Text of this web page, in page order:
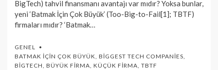
BigTech) tahvil finansmanı avantajı var mıdır? Yoksa bunlar,
yeni ‘Batmak İçin Çok Büyük’ (Too-Big-to-Fail[1]; TBTF)
firmaları mıdır? ‘Batmak…
GENEL
BATMAK İÇIN ÇOK BÜYÜK, BIGGEST TECH COMPANIES,
BIGTECH, BÜYÜK FIRMA, KÜÇÜK FIRMA, TBTF